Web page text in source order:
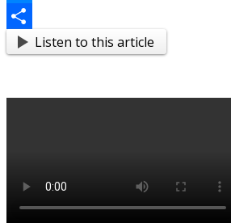
Messenger
ShareListen to this article